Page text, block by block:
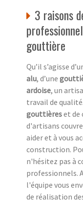
3 raisons
gouttière
Qu’il s’agisse
alu, d’une
ardoise, un
travail de
gouttièreset de
d'artisans
aider et à vous
construction.
n'hésitez pas à
professionnels.
l'équipe vous
de réalisation